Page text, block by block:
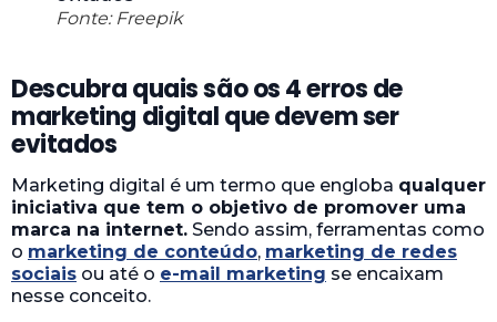
Fonte: Freepik
Descubra quais são os 4 erros de
marketing digital que devem ser
evitados
Marketing digital é um termo que engloba qualquer
iniciativa que tem o objetivo de promover uma
marca na internet. Sendo assim, ferramentas como
o marketing de conteúdo, marketing de redes
sociais ou até o e-mail marketing se encaixam
nesse conceito.